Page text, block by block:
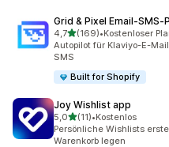
Grid & Pixel
4,7von 5 Sternen
(169)
169 Rezensionen
•Kostenloser
Autopilot für Klaviyo-E-
SMS
Built for Shopify
Joy Wishlist app
5,0von 5 Sternen
(11)
11 Rezensionen insgesamt
•Kostenlos
Persönliche Wishlists
Warenkorb legen